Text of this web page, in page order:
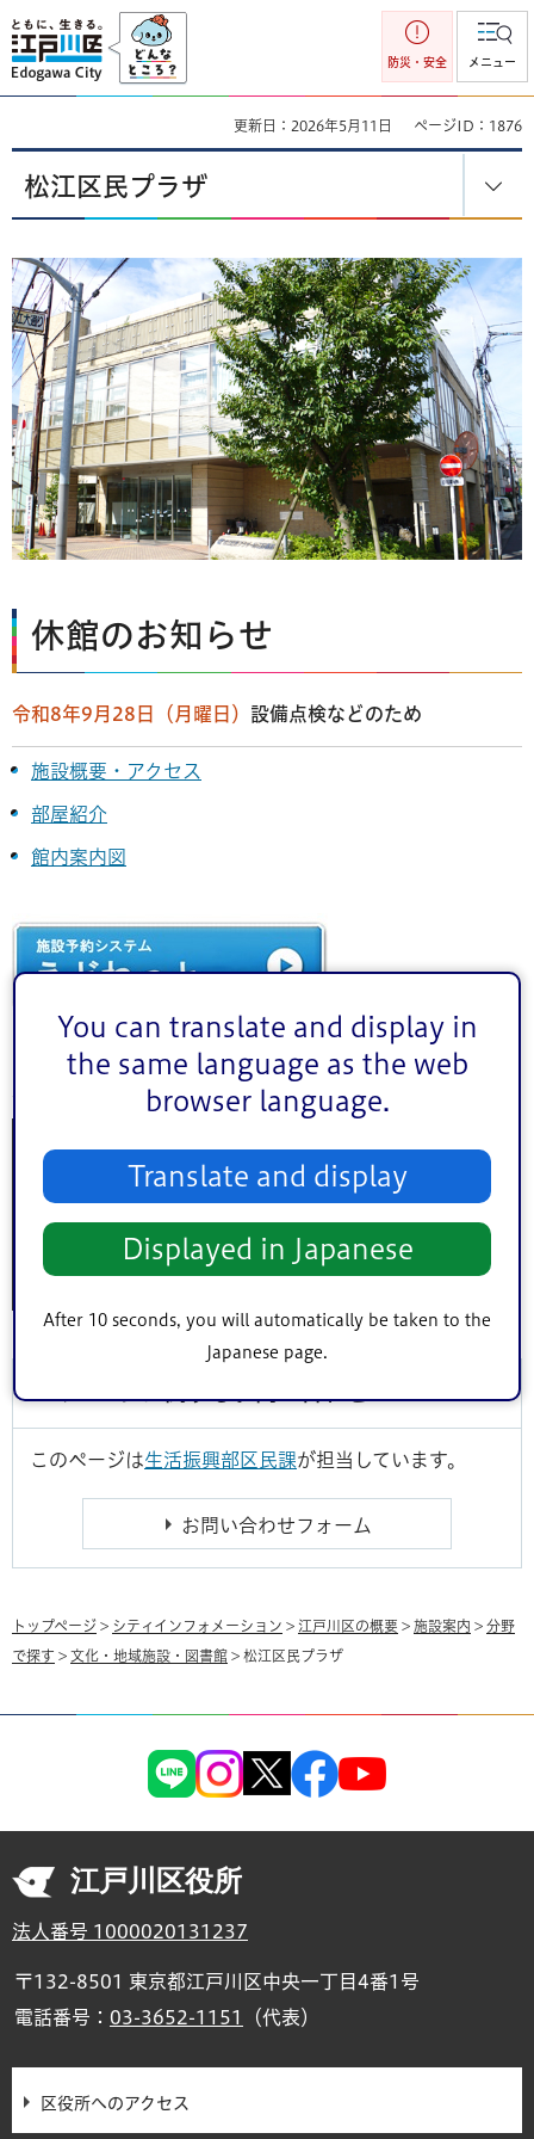
You can translate and display in
the same language as the web
browser language.
Translate and display
Displayed in Japanese
After 10 seconds, you will automatically be taken to the
Japanese page.
江戸川区
防災・安全 メニュー
更新日：2026年5月11日 ページID：1876
松江区民プラザ
休館のお知らせ
令和8年9月28日（月曜日） 設備点検などのため
施設概要・アクセス
部屋紹介
館内案内図
松江区民プラザ：概要
〒132-0025
江戸川区松江2丁目1番10号
連絡先
電話：03-5661-5321
FAX：03-5607-1888
このページは生活振興部区民課が担当しています。
トップページ > シティインフォメーション > 江戸川区の概要 > 施設案内 > 分野
で探す > 文化・地域施設・図書館 > 松江区民プラザ
江戸川区役所
法人番号 1000020131237
〒132-8501 東京都江戸川区中央一丁目4番1号
電話番号： 03-3652-1151 （代表）
区役所へのアクセス